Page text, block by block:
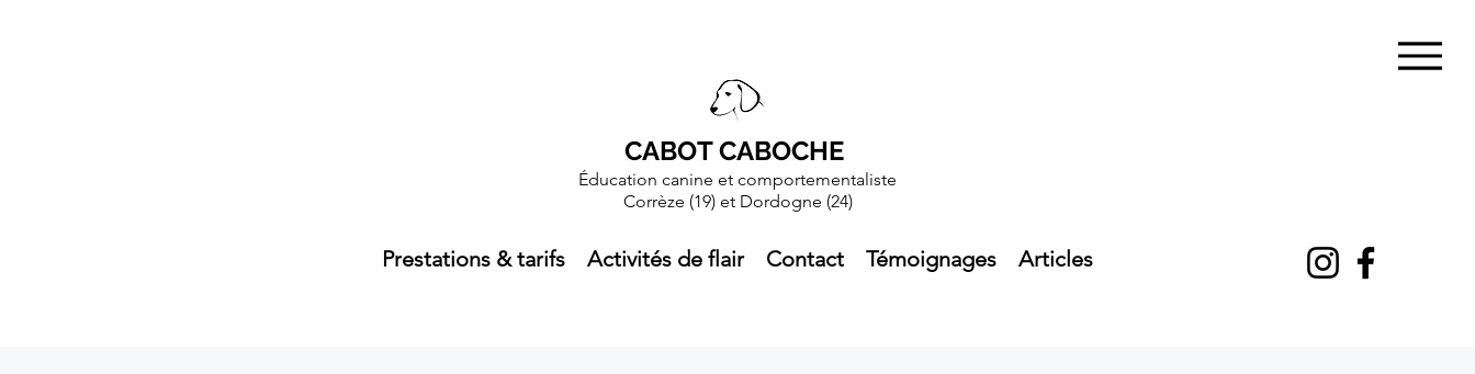
CABOT CABOCHE
Éducation canine et comportementaliste
Corrèze (19) et Dordogne (24)
Prestations & tarifs Activités de flair Contact Témoignages Articles